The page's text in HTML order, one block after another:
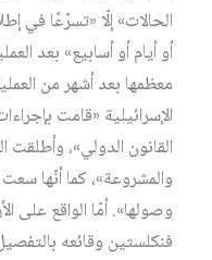
الحالات» إلّا «تسرّعًا في
أو أيام أو أسابيع» بعد
معظمها بعد أشهر من
الإسرائيلية «قامت
القانون الدولي»،
والمشروعة»، كما أنّها
وصولها». أمّا الواقع على
فنكلستين وقائعه